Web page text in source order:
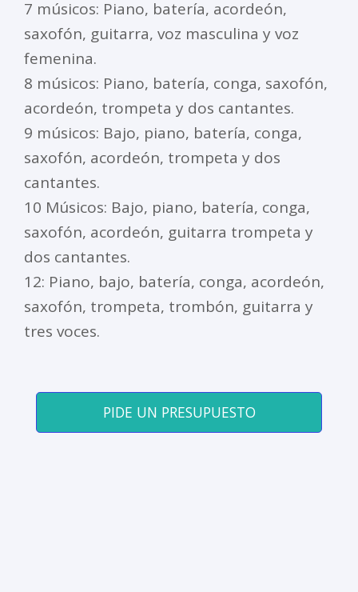
7 músicos: Piano, batería, acordeón,
saxofón, guitarra, voz masculina y voz
femenina.
8 músicos: Piano, batería, conga, saxofón,
acordeón, trompeta y dos cantantes.
9 músicos: Bajo, piano, batería, conga,
saxofón, acordeón, trompeta y dos
cantantes.
10 Músicos: Bajo, piano, batería, conga,
saxofón, acordeón, guitarra trompeta y
dos cantantes.
12: Piano, bajo, batería, conga, acordeón,
saxofón, trompeta, trombón, guitarra y
tres voces.
PIDE UN PRESUPUESTO